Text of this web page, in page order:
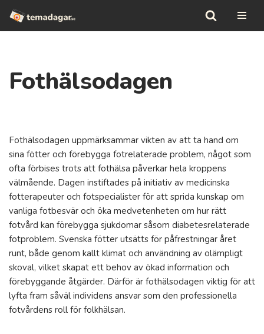
Hoppa
Fothälsodagen
Fothälsodagen uppmärksammar vikten av att ta hand om
sina fötter och förebygga fotrelaterade problem, något som
ofta förbises trots att fothälsa påverkar hela kroppens
välmående. Dagen instiftades på initiativ av medicinska
fotterapeuter och fotspecialister för att sprida kunskap om
vanliga fotbesvär och öka medvetenheten om hur rätt
fotvård kan förebygga sjukdomar såsom diabetesrelaterade
fotproblem. Svenska fötter utsätts för påfrestningar året
runt, både genom kallt klimat och användning av olämpligt
skoval, vilket skapat ett behov av ökad information och
förebyggande åtgärder. Därför är fothälsodagen viktig för att
lyfta fram såväl individens ansvar som den professionella
fotvårdens roll för folkhälsan.